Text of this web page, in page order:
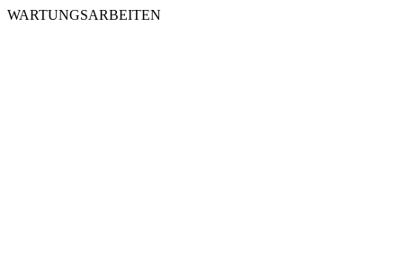
WARTUNGSARBEITEN